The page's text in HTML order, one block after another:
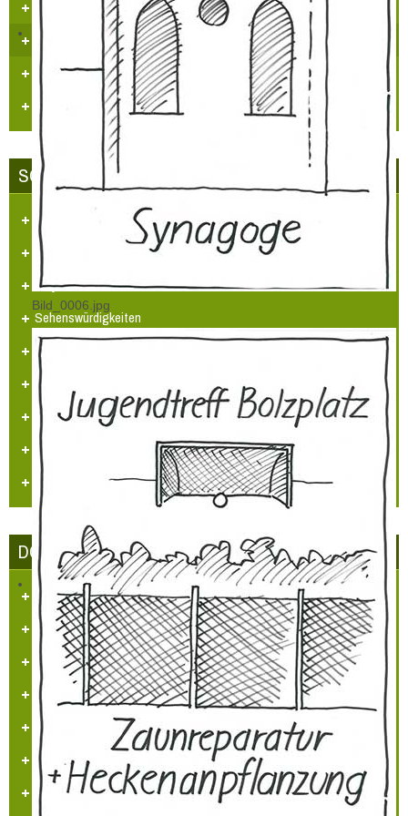
Bild_0006.jpg
Kataster/Karten
Handel/Gewerbe
Vereine
Personennahverkehr
SCHLOSS-STADT HÜLCHRATH
Ansichten-Bilder-Filme
Projekt - Info - Planungen
Projekte
Sehenswürdigkeiten
Heimatlied
Hülchrather Literatur
Heimatmaler P.M. Nellen
Vogelwelt in Hülchrath und Umgebung
Jüdisches Leben in Hülchrath
DORFGEMEINSCHAFT HÜLCHRATH
Ziele des Vereins
Satzung
Tätigkeitsberichte
Partner und Sponsoren
Ansprechpartner
Beitrittserklärung
Impressum/Kontakt